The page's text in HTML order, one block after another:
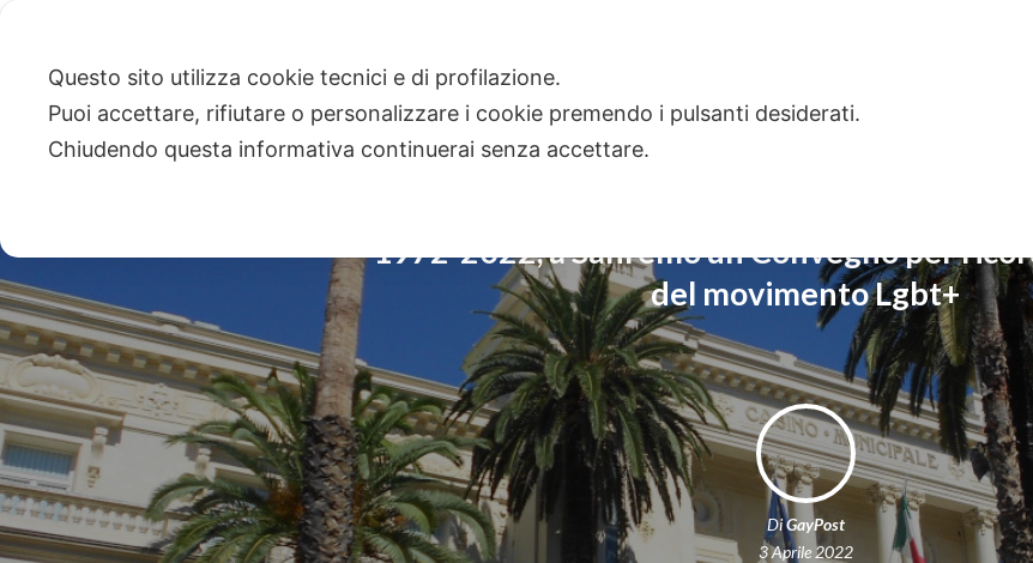
1972-2022, a Sanremo un Convegno per
del movimento Lgbt+
DiGayPost
3 Aprile 2022
Questo sito utilizza cookie tecnici e di profilazione.
Puoi accettare, rifiutare o personalizzare i cookie premendo i pulsanti desiderati.
Chiudendo questa informativa continuerai senza accettare.